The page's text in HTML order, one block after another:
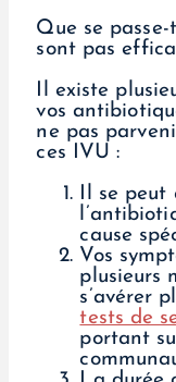
Que se
sont pas
Il existe
vos
ne pas
ces IVU :
Il se peut
cause
Vos
plusieurs
s’avérer
tests de
portant